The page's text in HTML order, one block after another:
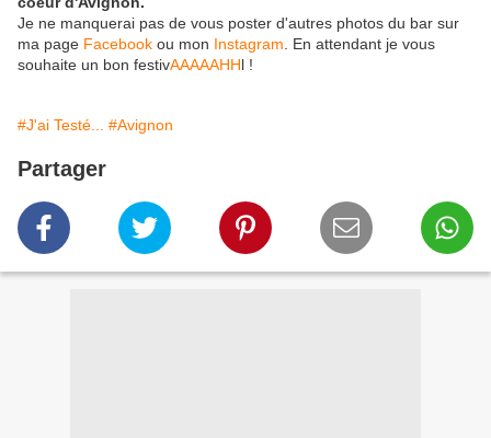
Je ne manquerai pas de vous poster d'autres photos du bar sur
ma page Facebook ou mon Instagram . En attendant je vous
souhaite un bon festivAAAAAHHl !
#J'ai Testé... #Avignon
Partager